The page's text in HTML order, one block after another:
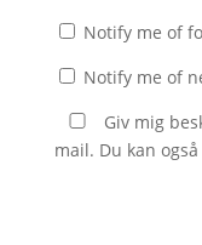
Notify me of
Notify me of
Giv mig
mail. Du kan også